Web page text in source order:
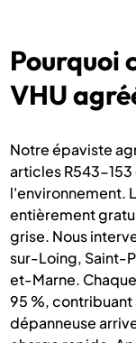
Pourquoi
VHU
Notre épaviste
articles R543-153
l'environnement.
entièrement
grise. Nous
sur-Loing, Saint-
et-Marne.
95 %,
dépanneuse